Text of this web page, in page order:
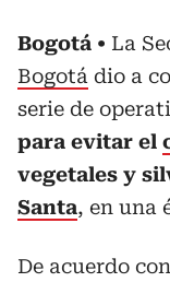
Bogotá
La
Bogotá dio a
serie de
para evitar el
vegetales y
Santa, en una
De acuerdo